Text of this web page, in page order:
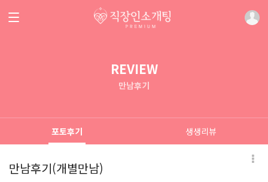
REVIEW
만남후기
포토후기 생생리뷰
만남후기(개별만남)